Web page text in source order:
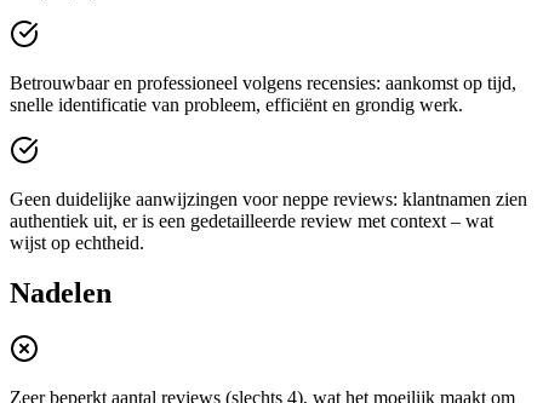
Betrouwbaar en professioneel volgens recensies: aankomst op tijd,
snelle identificatie van probleem, efficiënt en grondig werk.
Geen duidelijke aanwijzingen voor neppe reviews: klantnamen zien
authentiek uit, er is een gedetailleerde review met context – wat
wijst op echtheid.
Nadelen
Zeer beperkt aantal reviews (slechts 4), wat het moeilijk maakt om